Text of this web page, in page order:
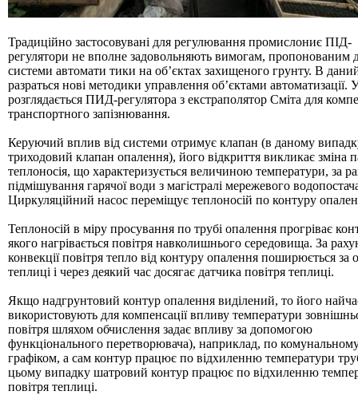
Традиційно застосовувані для регулювання промислониє ПІД-
регулятори не вполне задовольняють вимогам, пропонованим
системи автомати тики на об’єктах захищеного грунту. В
разраться нові методики управлення об’єктами автоматизації. У
розглядається ПИД-регулятора з екстраполятор Сміта для
транспортного запізнювання.
Керуючий вплив від системи отримує клапан (в даному
триходовий клапан опалення), його відкриття викликає зміна
теплоносія, що характеризується величиною температури, за
підмішування гарячої води з магістралі мережевого
Циркуляційний насос переміщує теплоносій по контуру
Теплоносій в міру просування по трубі опалення прогріває
якого нагрівається повітря навколишнього середовища. За
конвекції повітря тепло від контуру опалення поширюється за
теплиці і через деякий час досягає датчика повітря теплиці.
Якщо надгрунтовий контур опалення виділений, то його
використовують для компенсації впливу температури
повітря шляхом обчислення задає впливу за допомогою
функціонального перетворювача), наприклад, по
графіком, а сам контур працює по відхиленню температури
цьому випадку шатровий контур працює по відхиленню
повітря теплиці.